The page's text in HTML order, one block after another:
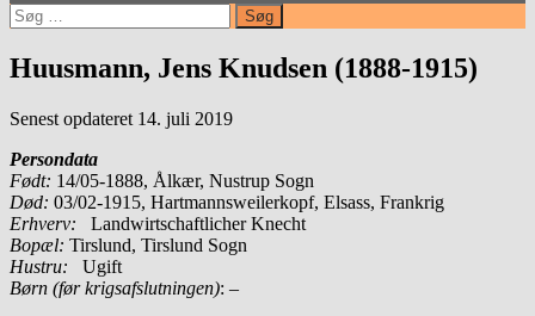
Søg
efter:
Huusmann, Jens Knudsen (1888-1915)
Senest opdateret 14. juli 2019
Persondata
Født: 14/05-1888, Ålkær, Nustrup Sogn
Død: 03/02-1915, Hartmannsweilerkopf, Elsass, Frankrig
Erhverv: Landwirtschaftlicher Knecht
Bopæl: Tirslund, Tirslund Sogn
Hustru: Ugift
Børn (før krigsafslutningen): –